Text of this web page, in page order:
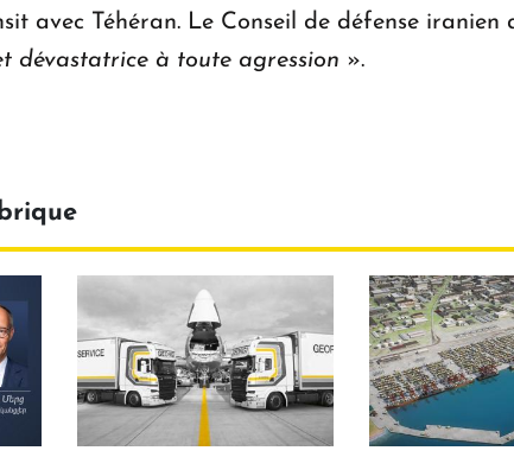
avec Téhéran. Le Conseil de défense
dévastatrice à toute agression ».